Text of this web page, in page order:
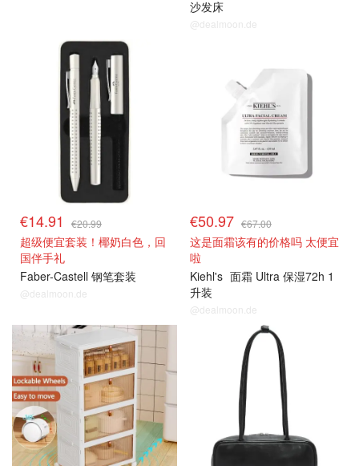
沙发床
@dealmoon.de
€14.91 €20.99
超级便宜套装！椰奶白色，回
国伴手礼
Faber-Castell 钢笔套装
@dealmoon.de
€50.97 €67.00
这是面霜该有的价格吗 太便宜
啦
Kiehl's 面霜 Ultra 保湿72h 1
升装
@dealmoon.de
热卖推荐